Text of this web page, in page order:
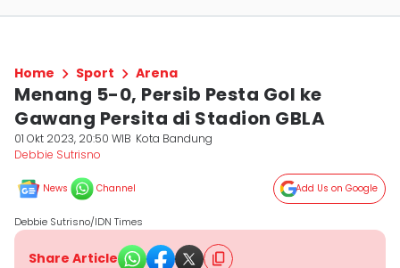
Home Sport Arena
Menang 5-0, Persib Pesta Gol ke
Gawang Persita di Stadion GBLA
01 Okt 2023, 20:50 WIB Kota Bandung
Debbie Sutrisno
News Channel Add Us on Google
Debbie Sutrisno/IDN Times
Share Article